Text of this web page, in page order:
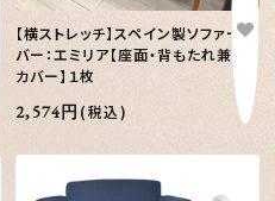
【横ストレッチ】スペイン製ソファーカ
バー：エミリア【座面・背もたれ兼用
カバー】１枚
2,574円 (税込)